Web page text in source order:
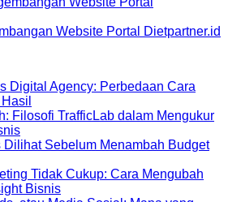
Website Portal Dietpartner.id
Digital Agency: Perbedaan Cara
Filosofi TrafficLab dalam Mengukur
Dilihat Sebelum Menambah Budget
Tidak Cukup: Cara Mengubah
Bisnis